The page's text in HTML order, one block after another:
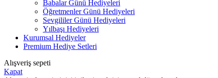
Babalar Günü Hediyeleri
Öğretmenler Günü Hediyeleri
Sevgililer Günü Hediyeleri
Yılbaşı Hediyeleri
Kurumsal Hediyeler
Premium Hediye Setleri
Alışveriş sepeti
Kapat